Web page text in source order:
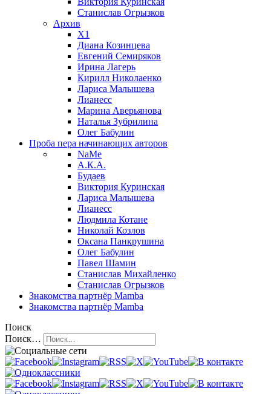
Станислав Огрызков
Архив
X1
Диана Козинцева
Евгений Семиряков
Ирина Лагерь
Кирилл Николаенко
Лариса Малышева
Лианесс
Марина Аверьянова
Наталья Зубрилина
Олег Бабулин
Проба пера начинающих авторов
NaMe
А.К.А.
Будаев
Виктория Куринская
Лариса Малышева
Лианесс
Людмила Котане
Николай Козлов
Оксана Панкрушина
Олег Бабулин
Павел Шамин
Станислав Михайленко
Станислав Огрызков
Знакомства партнёр Mamba
Знакомства партнёр Mamba
Поиск
Поиск…